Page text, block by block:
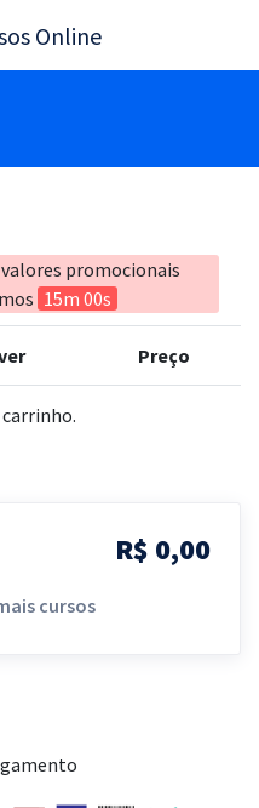
valores promocionais
15m 00s
Preço
R$ 0,00
cursos